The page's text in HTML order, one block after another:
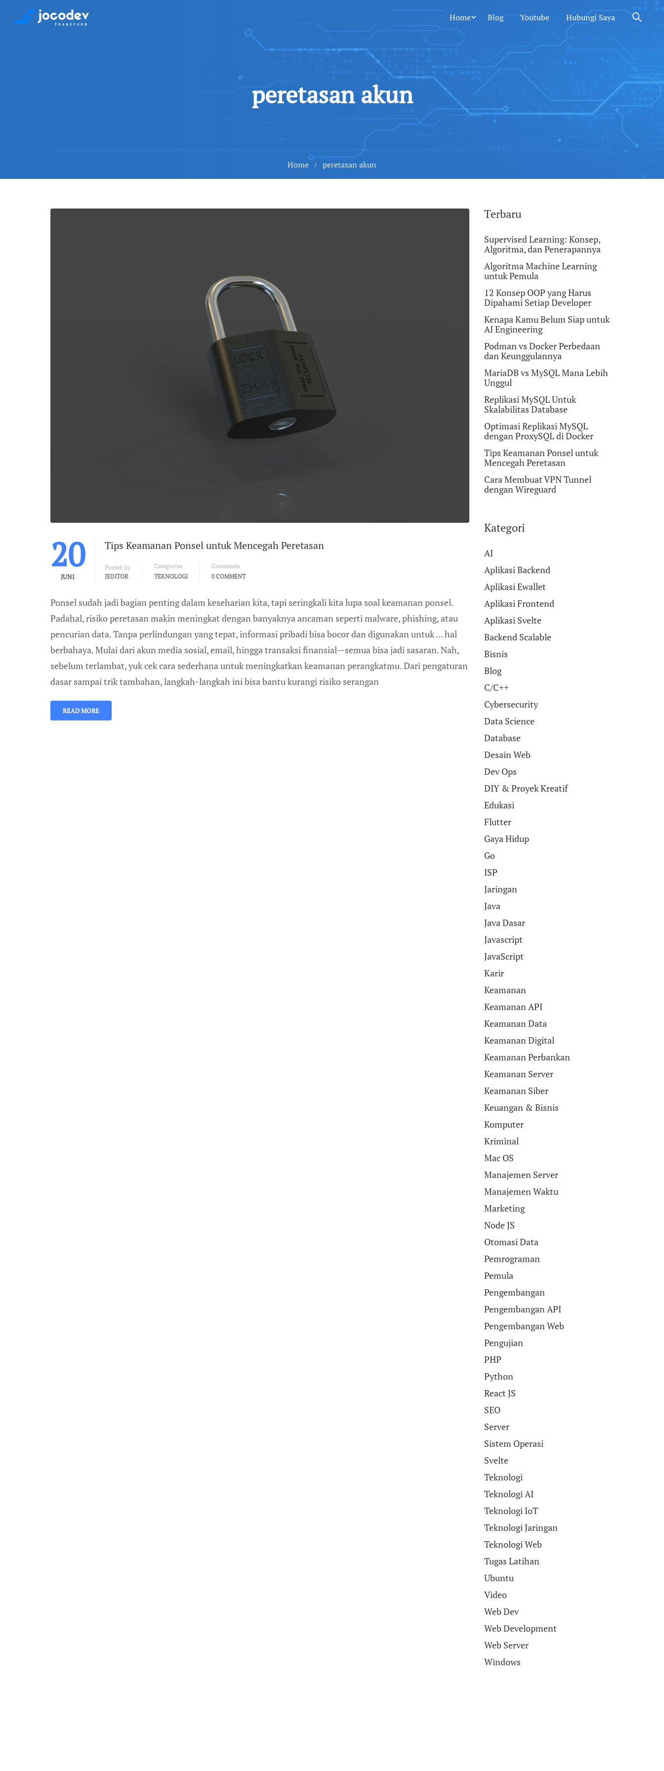
Home Blog Youtube Hubungi Saya
peretasan akun
Home peretasan akun
20
JUNI
Tips Keamanan Ponsel untuk Mencegah Peretasan
Posted by
JEDITOR
Categories
TEKNOLOGI
Comments
0 COMMENT
Ponsel sudah jadi bagian penting dalam keseharian kita, tapi seringkali kita lupa soal keamanan ponsel.
Padahal, risiko peretasan makin meningkat dengan banyaknya ancaman seperti malware, phishing, atau
pencurian data. Tanpa perlindungan yang tepat, informasi pribadi bisa bocor dan digunakan untuk ... hal
berbahaya. Mulai dari akun media sosial, email, hingga transaksi finansial—semua bisa jadi sasaran. Nah,
sebelum terlambat, yuk cek cara sederhana untuk meningkatkan keamanan perangkatmu. Dari pengaturan
dasar sampai trik tambahan, langkah-langkah ini bisa bantu kurangi risiko serangan
READ MORE
Terbaru
Supervised Learning: Konsep,
Algoritma, dan Penerapannya
Algoritma Machine Learning
untuk Pemula
12 Konsep OOP yang Harus
Dipahami Setiap Developer
Kenapa Kamu Belum Siap untuk
AI Engineering
Podman vs Docker Perbedaan
dan Keunggulannya
MariaDB vs MySQL Mana Lebih
Unggul
Replikasi MySQL Untuk
Skalabilitas Database
Optimasi Replikasi MySQL
dengan ProxySQL di Docker
Tips Keamanan Ponsel untuk
Mencegah Peretasan
Cara Membuat VPN Tunnel
dengan Wireguard
Kategori
AI
Aplikasi Backend
Aplikasi Ewallet
Aplikasi Frontend
Aplikasi Svelte
Backend Scalable
Bisnis
Blog
C/C++
Cybersecurity
Data Science
Database
Desain Web
Dev Ops
DIY & Proyek Kreatif
Edukasi
Flutter
Gaya Hidup
Go
ISP
Jaringan
Java
Java Dasar
Javascript
JavaScript
Karir
Keamanan
Keamanan API
Keamanan Data
Keamanan Digital
Keamanan Perbankan
Keamanan Server
Keamanan Siber
Keuangan & Bisnis
Komputer
Kriminal
Mac OS
Manajemen Server
Manajemen Waktu
Marketing
Node JS
Otomasi Data
Pemrograman
Pemula
Pengembangan
Pengembangan API
Pengembangan Web
Pengujian
PHP
Python
React JS
SEO
Server
Sistem Operasi
Svelte
Teknologi
Teknologi AI
Teknologi IoT
Teknologi Jaringan
Teknologi Web
Tugas Latihan
Ubuntu
Video
Web Dev
Web Development
Web Server
Windows